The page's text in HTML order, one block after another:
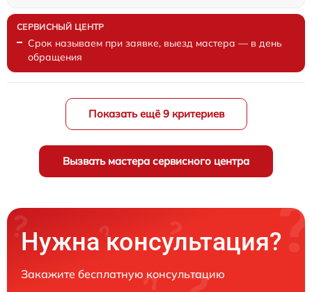
Срок называем при заявке, выезд мастера — в день
обращения
Показать ещё 9 критериев
Вызвать мастера сервисного центра
Нужна консультация?
Закажите бесплатную консультацию